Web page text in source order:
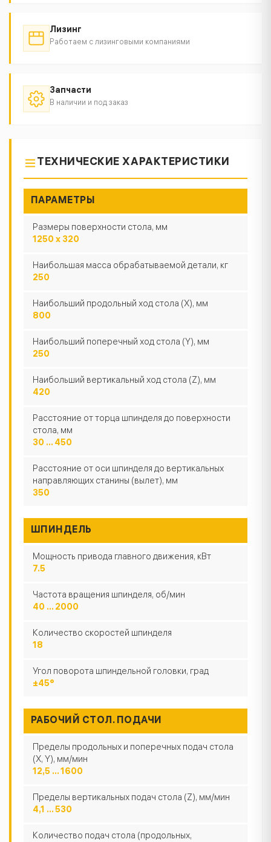
Лизинг
Работаем с лизинговыми компаниями
Запчасти
В наличии и под заказ
ТЕХНИЧЕСКИЕ ХАРАКТЕРИСТИКИ
ПАРАМЕТРЫ
Размеры поверхности стола, мм
1250 х 320
Наибольшая масса обрабатываемой детали, кг
250
Наибольший продольный ход стола (X), мм
800
Наибольший поперечный ход стола (Y), мм
250
Наибольший вертикальный ход стола (Z), мм
420
Расстояние от торца шпинделя до поверхности
стола, мм
30 ... 450
Расстояние от оси шпинделя до вертикальных
направляющих станины (вылет), мм
350
ШПИНДЕЛЬ
Мощность привода главного движения, кВт
7.5
Частота вращения шпинделя, об/мин
40 … 2000
Количество скоростей шпинделя
18
Угол поворота шпиндельной головки, град
±45°
РАБОЧИЙ СТОЛ. ПОДАЧИ
Пределы продольных и поперечных подач стола
(X, Y), мм/мин
12,5 ... 1600
Пределы вертикальных подач стола (Z), мм/мин
4,1 ... 530
Количество подач стола (продольных,